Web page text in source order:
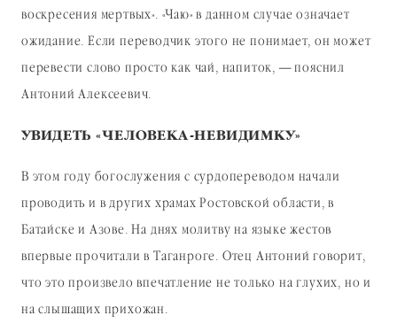
воскресения мертвых». «Чаю» в данном случае означает
ожидание. Если переводчик этого не понимает, он может
перевести слово просто как чай, напиток, — пояснил
Антоний Алексеевич.
УВИДЕТЬ «ЧЕЛОВЕКА-НЕВИДИМКУ»
В этом году богослужения с сурдопереводом начали
проводить и в других храмах Ростовской области, в
Батайске и Азове. На днях молитву на языке жестов
впервые прочитали в Таганроге. Отец Антоний говорит,
что это произвело впечатление не только на глухих, но и
на слышащих прихожан.